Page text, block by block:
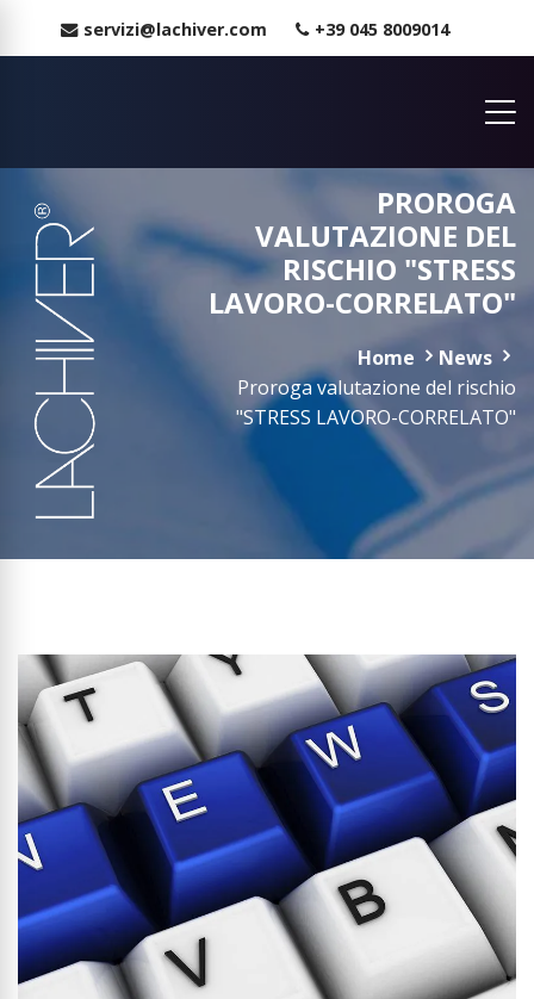
servizi@lachiver.com +39 045 8009014
PROROGA
VALUTAZIONE DEL
RISCHIO "STRESS
LAVORO-CORRELATO"
Home
News
Proroga valutazione del rischio
"STRESS LAVORO-CORRELATO"